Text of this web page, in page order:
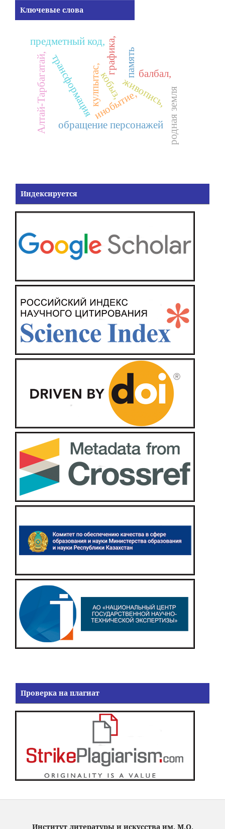
Ключевые слова
живопись,
графика,
кобыз, балбал,
кулпытас,
предметный код,
инобытие,
память
трансформация
Алтай-Тарбагатай, обращение персонажей родная земля
Индексируется
Проверка на плагиат
Институт литературы и искусства им. М.О.